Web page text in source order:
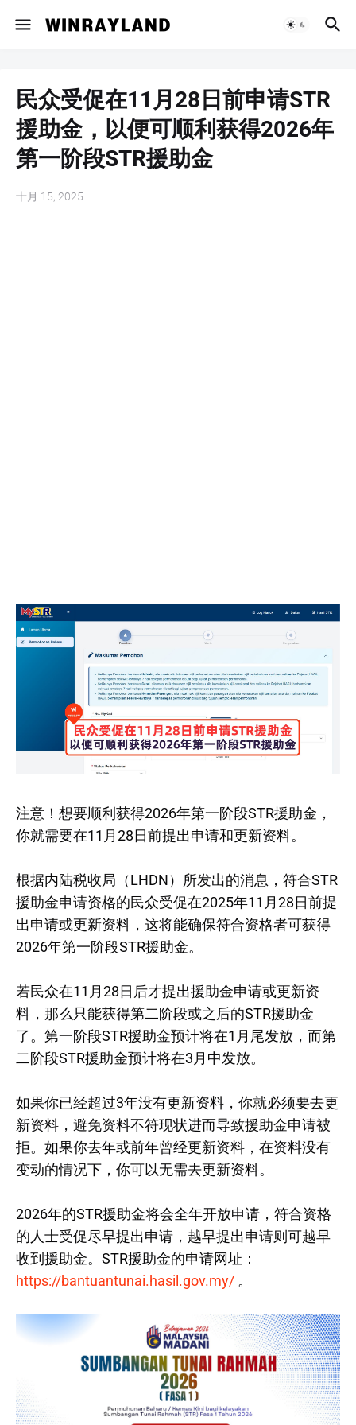
民众受促在11月28日前申请STR
援助金，以便可顺利获得2026年
第一阶段STR援助金
十月 15, 2025
注意！想要顺利获得2026年第一阶段STR援助金，
你就需要在11月28日前提出申请和更新资料。
根据内陆税收局（LHDN）所发出的消息，符合STR
援助金申请资格的民众受促在2025年11月28日前提
出申请或更新资料，这将能确保符合资格者可获得
2026年第一阶段STR援助金。
若民众在11月28日后才提出援助金申请或更新资
料，那么只能获得第二阶段或之后的STR援助金
了。第一阶段STR援助金预计将在1月尾发放，而第
二阶段STR援助金预计将在3月中发放。
如果你已经超过3年没有更新资料，你就必须要去更
新资料，避免资料不符现状进而导致援助金申请被
拒。如果你去年或前年曾经更新资料，在资料没有
变动的情况下，你可以无需去更新资料。
2026年的STR援助金将会全年开放申请，符合资格
的人士受促尽早提出申请，越早提出申请则可越早
收到援助金。STR援助金的申请网址：
https://bantuantunai.hasil.gov.my/ 。